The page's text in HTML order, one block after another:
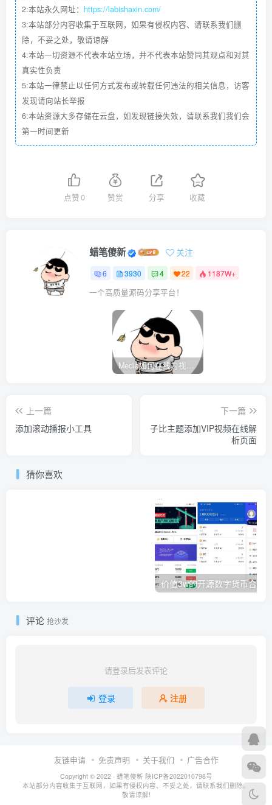
2:本站永久网址： https://labishaxin.com/
3:本站部分内容收集于互联网，如果有侵权内容、请联系我们删
除，不妥之处，敬请谅解
4:本站一切资源不代表本站立场，并不代表本站赞同其观点和对其
真实性负责
5:本站一律禁止以任何方式发布或转载任何违法的相关信息，访客
发现请向站长举报
6:本站资源大多存储在云盘，如发现链接失效，请联系我们我们会
第一时间更新
点赞0 赞赏 分享 收藏
蜡笔傻新 关注
6 3930 4 22 1187W+
一个高质量源码分享平台！
Media如何在线为视频自动添加字幕？
上一篇
添加滚动播报小工具
下一篇
子比主题添加VIP视频在线解
析页面
猜你喜欢
评论 抢沙发
请登录后发表评论
登录 注册
友链申请 免责声明 关于我们 广告合作
Copyright © 2022 · 蜡笔傻新 陕ICP备2022010798号
本站部分内容收集于互联网，如果有侵权内容、不妥之处，请联系我们删除。
敬请谅解!